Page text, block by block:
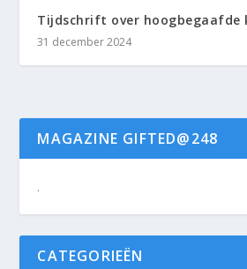
Tijdschrift over hoogbegaafde
31 december 2024
MAGAZINE GIFTED@248
.
CATEGORIEËN